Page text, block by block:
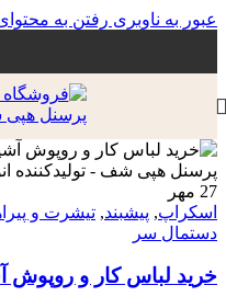
عبور به ناوبری رفتن به
27 مه‍ر
اسکراپ, پیشبند, تیشرت و
دستمال سر
خرید لباس کار و روپوش